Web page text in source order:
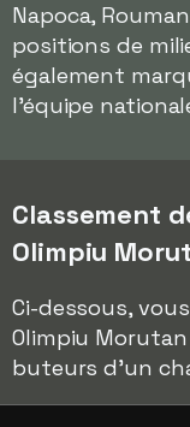
Napoca,
positions de
également
l'équipe
Classement
Olimpiu
Ci-dessous,
Olimpiu
buteurs d'un